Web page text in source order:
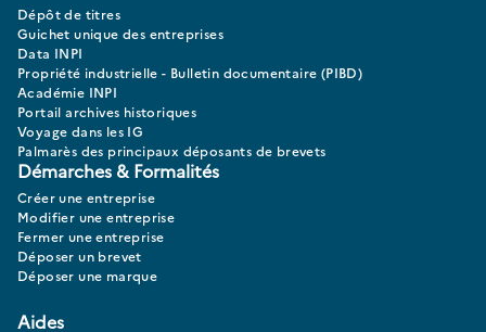
Dépôt de titres
Guichet unique des entreprises
Data INPI
Propriété industrielle - Bulletin documentaire (PIBD)
Académie INPI
Portail archives historiques
Voyage dans les IG
Palmarès des principaux déposants de brevets
Démarches & Formalités
Créer une entreprise
Modifier une entreprise
Fermer une entreprise
Déposer un brevet
Déposer une marque
Aides